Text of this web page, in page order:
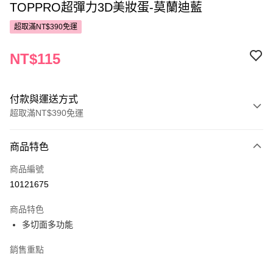
TOPPRO超彈力3D美妝蛋-莫蘭迪藍
超取滿NT$390免運
NT$115
付款與運送方式
超取滿NT$390免運
POYA支付
信用卡一次付款
LINE Pay
Apple Pay
商品特色
商品編號
10121675
商品特色
多切面多功能
銷售重點